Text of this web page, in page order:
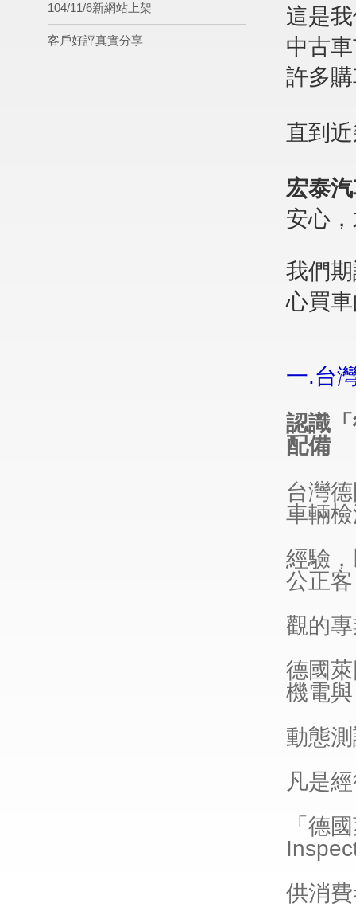
104/11/6新網站上架
客戶好評真實分享
這是
中古
許多
直到
宏泰
安心
我們
心買
一.台
認識
配備
台灣
車輛
經驗
公正客
觀的
德國
機電與
動態
凡是
「德
供消